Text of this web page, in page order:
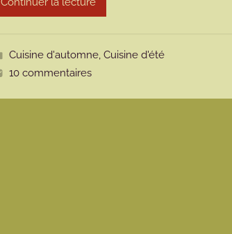
t
Cuisine d'automne,Cuisine d'été
10 commentaires